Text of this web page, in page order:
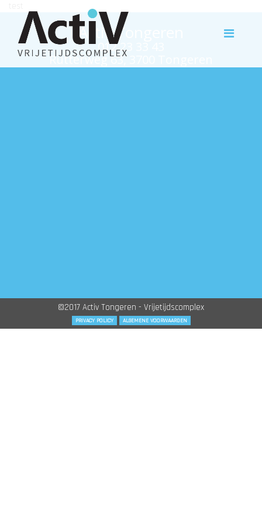
Activ Tongeren
012 23 33 43
Rutterweg 63, 3700 Tongeren
©2017 Activ Tongeren - Vrijetijdscomplex
PRIVACY POLICY ALGEMENE VOORWAARDEN